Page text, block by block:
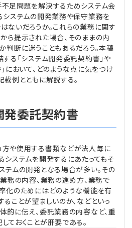
足問題を解決するためシステム会
システムの開発業務や保守業務を
ないだろうか。これらの業務に関す
ら提示された場合、そのままの内
判断に迷うこともあるだろう。本稿
る「システム開発委託契約書」や
において、どのような点に気をつけ
例とともに解説する。
委託契約書
や使用する書類などが法人毎に
システムを開発するにあたってもそ
テムの開発となる場合が多い。その
務の内容、業務の進め方、業務で
化のためにはどのような機能を有
ことが望ましいのか、などといっ
的に伝え、委託業務の内容など、重
ておくことが肝要である。